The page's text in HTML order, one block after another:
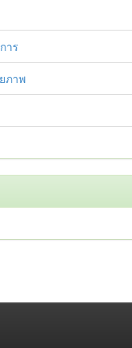
าร
ภาพ